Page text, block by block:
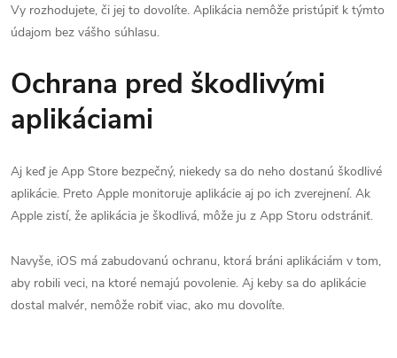
Vy rozhodujete, či jej to dovolíte. Aplikácia nemôže pristúpiť k týmto
údajom bez vášho súhlasu.
Ochrana pred škodlivými
aplikáciami
Aj keď je App Store bezpečný, niekedy sa do neho dostanú škodlivé
aplikácie. Preto Apple monitoruje aplikácie aj po ich zverejnení. Ak
Apple zistí, že aplikácia je škodlivá, môže ju z App Storu odstrániť.
Navyše, iOS má zabudovanú ochranu, ktorá bráni aplikáciám v tom,
aby robili veci, na ktoré nemajú povolenie. Aj keby sa do aplikácie
dostal malvér, nemôže robiť viac, ako mu dovolíte.